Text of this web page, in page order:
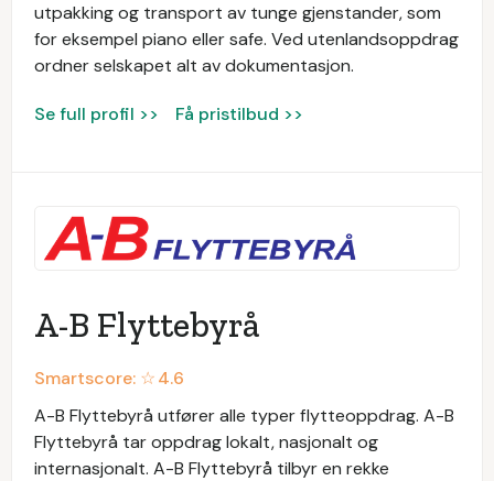
utpakking og transport av tunge gjenstander, som
for eksempel piano eller safe. Ved utenlandsoppdrag
ordner selskapet alt av dokumentasjon.
Se full profil >> Få pristilbud >>
A-B Flyttebyrå
Smartscore: ☆4.6
A-B Flyttebyrå utfører alle typer flytteoppdrag. A-B
Flyttebyrå tar oppdrag lokalt, nasjonalt og
internasjonalt. A-B Flyttebyrå tilbyr en rekke